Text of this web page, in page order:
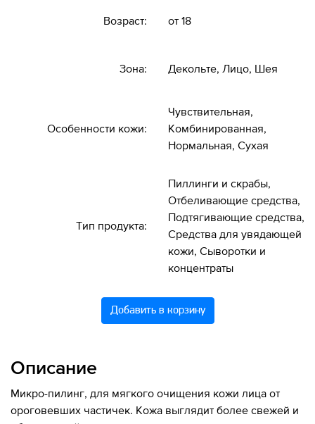
Возраст: от 18
Зона: Декольте, Лицо, Шея
Особенности кожи:
Чувствительная,
Комбинированная,
Нормальная, Сухая
Тип продукта:
Пиллинги и скрабы,
Отбеливающие средства,
Подтягивающие средства,
Средства для увядающей
кожи, Сыворотки и
концентраты
Добавить в корзину
Описание
Микро-пилинг, для мягкого очищения кожи лица от
ороговевших частичек. Кожа выглядит более свежей и